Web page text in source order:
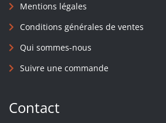
Mentions légales
Conditions générales de ventes
Qui sommes-nous
Suivre une commande
Contact